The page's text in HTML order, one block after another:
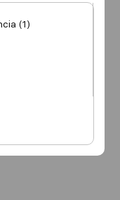
(1)